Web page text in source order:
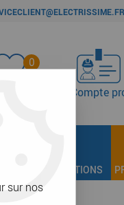
0
Compte
OUTILLAGE & FIXATIONS
sur nos